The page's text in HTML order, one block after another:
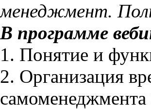
менеджмент.
В программе
1. Понятие и
2. Организация